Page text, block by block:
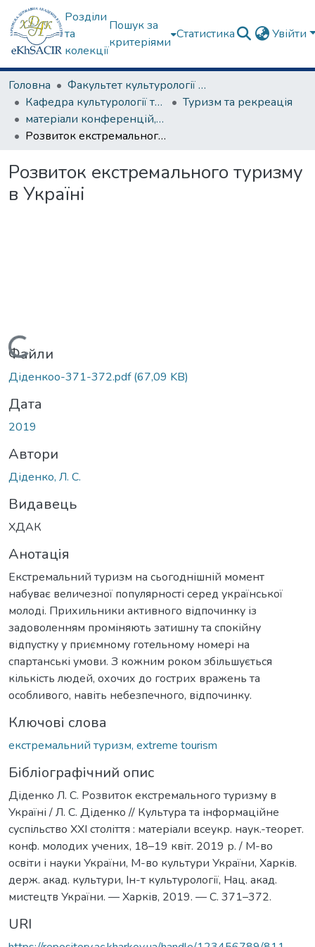
Розділи
та
колекції
Пошук за
критеріями
Статистика Увійти
Головна
Факультет культурології та соціальних комунікацій
Кафедра культурології та музеєзнавства
Туризм та рекреація
матеріали конференцій, семінарів, круглих столів та ін.
Розвиток екстремального туризму в Україні
Розвиток екстремального туризму
в Україні
Вантажиться...
Файли
Діденкоо-371-372.pdf(67,09 KB)
Дата
2019
Автори
Діденко, Л. С.
Видавець
ХДАК
Анотація
Екстремальний туризм на сьогоднішній момент
набуває величезної популярності серед української
молоді. Прихильники активного відпочинку із
задоволенням проміняють затишну та спокійну
відпустку у приємному готельному номері на
спартанські умови. З кожним роком збільшується
кількість людей, охочих до гострих вражень та
особливого, навіть небезпечного, відпочинку.
Ключові слова
екстремальний туризм, extreme tourism
Бібліографічний опис
Діденко Л. С. Розвиток екстремального туризму в
Україні / Л. С. Діденко // Культура та інформаційне
суспільство ХХІ століття : матеріали всеукр. наук.-теорет.
конф. молодих учених, 18–19 квіт. 2019 р. / М-во
освіти і науки України, М-во культури України, Харків.
держ. акад. культури, Ін-т культурології, Нац. акад.
мистецтв України. — Харків, 2019. — C. 371–372.
URI